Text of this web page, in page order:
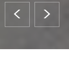
< >